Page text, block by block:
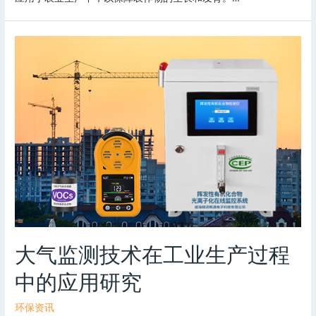
大气监测技术在工业生产过程
中的应用研究
环保资讯